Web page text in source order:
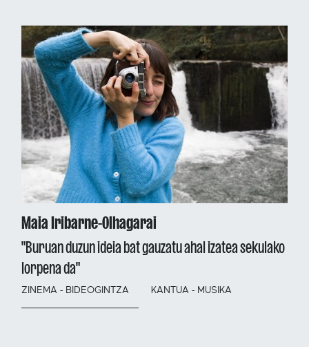
Maia Iribarne-Olhagarai
"Buruan duzun ideia bat gauzatu ahal izatea sekulako
lorpena da"
ZINEMA - BIDEOGINTZA KANTUA - MUSIKA